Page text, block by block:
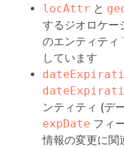
locAttr と
するジオロケー
のエンティティ
しています
ンティティ (デ
expDate フィ
情報の変更に関